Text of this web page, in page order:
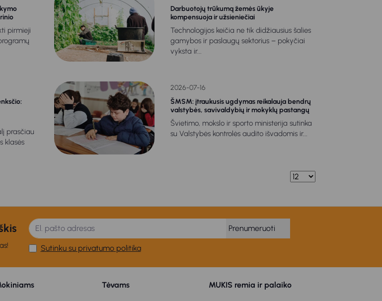
pirmieji
Darbuotojų trūkumą žemės ūkyje
kompensuoja ir užsieniečiai
Technologijos keičia ne tik didžiausius šalies
gamybos ir paslaugų sektorius – pokyčiai
vyksta ir...
prasčiau
klasės
2026-07-16
ŠMSM: įtraukusis ugdymas reikalauja bendrų
valstybės, savivaldybių ir mokyklų pastangų
Švietimo, mokslo ir sporto ministerija sutinka
su Valstybės kontrolės audito išvadomis ir...
Prenumeruoti
Sutinku su privatumo politika
Tėvams MUKIS remia ir palaiko